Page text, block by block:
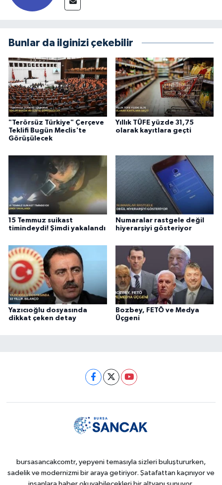
Bunlar da ilginizi çekebilir
"Terörsüz Türkiye" Çerçeve
Teklifi Bugün Meclis'te
Görüşülecek
Yıllık TÜFE yüzde 31,75
olarak kayıtlara geçti
15 Temmuz suikast
timindeydi! Şimdi yakalandı
Numaralar rastgele değil
hiyerarşiyi gösteriyor
Yazıcıoğlu dosyasında
dikkat çeken detay
Bozbey, FETÖ ve Medya
Üçgeni
bursasancakcomtr, yepyeni temasıyla sizleri buluştururken,
sadelik ve modernizmi bir araya getiriyor. Şatafattan kaçınıyor ve